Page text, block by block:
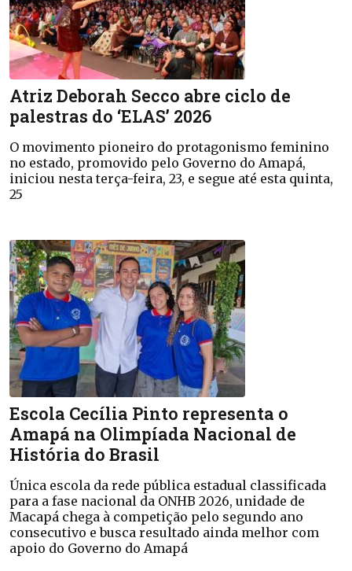
Atriz Deborah Secco abre ciclo de
palestras do ‘ELAS’ 2026
O movimento pioneiro do protagonismo feminino
no estado, promovido pelo Governo do Amapá,
iniciou nesta terça-feira, 23, e segue até esta quinta,
25
Escola Cecília Pinto representa o
Amapá na Olimpíada Nacional de
História do Brasil
Única escola da rede pública estadual classificada
para a fase nacional da ONHB 2026, unidade de
Macapá chega à competição pelo segundo ano
consecutivo e busca resultado ainda melhor com
apoio do Governo do Amapá